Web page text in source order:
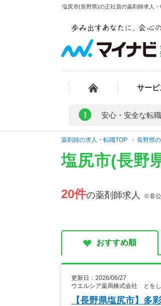
塩尻市(長野県)の正社員の薬剤師求人
サー
! 安心・安全な転
薬剤師の求人・転職TOP 長野県
塩尻市(長野
20件の薬剤師求人 ※非公
おすすめ順
更新日：2026/06/27
ウエルシア薬局株式会社 とを
【長野県塩尻市】多